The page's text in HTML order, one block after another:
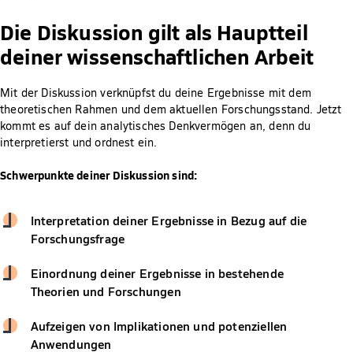
Die Diskussion gilt als Hauptteil
deiner wissenschaftlichen Arbeit
Mit der Diskussion verknüpfst du deine Ergebnisse mit dem
theoretischen Rahmen und dem aktuellen Forschungsstand. Jetzt
kommt es auf dein analytisches Denkvermögen an, denn du
interpretierst und ordnest ein.
Schwerpunkte deiner Diskussion sind:
Interpretation deiner Ergebnisse in Bezug auf die
Forschungsfrage
Einordnung deiner Ergebnisse in bestehende
Theorien und Forschungen
Aufzeigen von Implikationen und potenziellen
Anwendungen